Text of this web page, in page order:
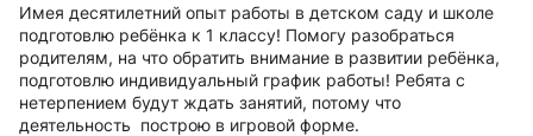
Имея десятилетний опыт работы в детском саду и школе
подготовлю ребёнка к 1 классу! Помогу разобраться
родителям, на что обратить внимание в развитии ребёнка,
подготовлю индивидуальный график работы! Ребята с
нетерпением будут ждать занятий, потому что
деятельность построю в игровой форме.